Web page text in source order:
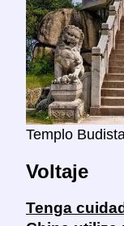
Templo
Voltaje
Tenga